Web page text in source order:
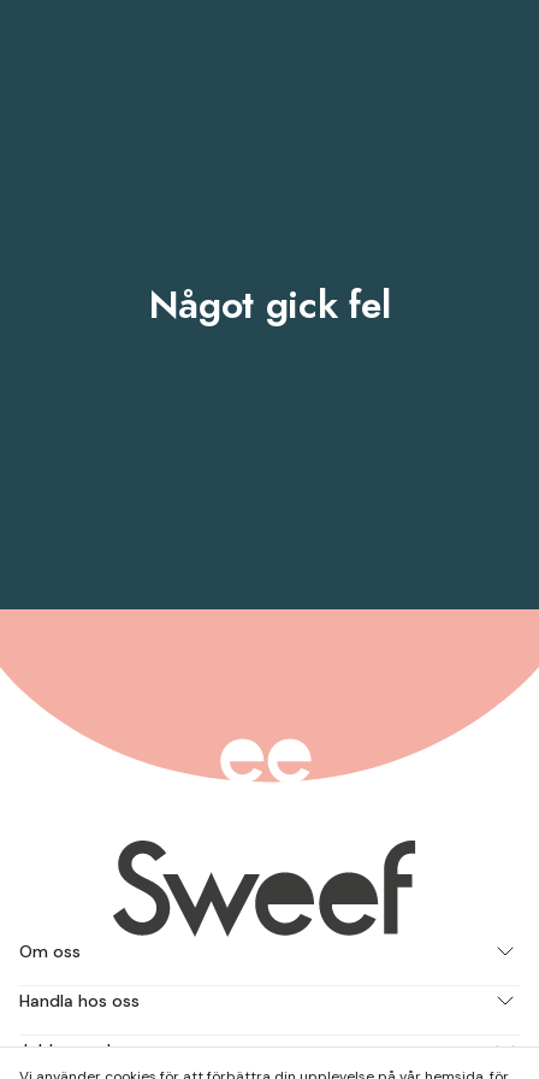
Något gick fel
Om oss
Handla hos oss
Jobba med oss